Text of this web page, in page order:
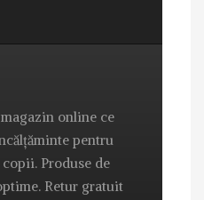
online ce
pentru
Produse de
Retur gratuit